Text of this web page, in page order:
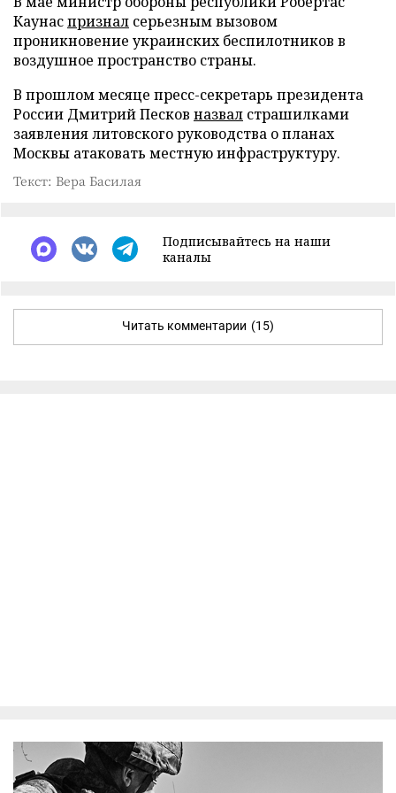
Каунаспризнал серьезным вызовом
проникновение украинских беспилотников в
воздушное пространство страны.
В прошлом месяце пресс-секретарь президента
России Дмитрий Песков назвал страшилками
заявления литовского руководства о планах
Москвы атаковать местную инфраструктуру.
Текст: Вера Басилая
Подписывайтесь на наши
каналы
Читать комментарии (15)